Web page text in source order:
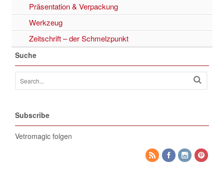
Präsentation & Verpackung
Werkzeug
Zeitschrift – der Schmelzpunkt
Suche
Subscribe
Vetromagic folgen